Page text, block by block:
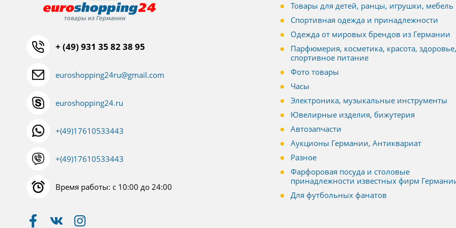
+ (49) 931 35 82 38 95
euroshopping24ru@gmail.com
euroshopping24.ru
+(49)17610533443
+(49)17610533443
Время работы: с 10:00 до 24:00
Товары для детей, ранцы, игрушки, мебель
Спортивная одежда и принадлежности
Одежда от мировых брендов из Германии
Парфюмерия, косметика, красота, здоровье,
спортивное питание
Фото товары
Часы
Электроника, музыкальные инструменты
Ювелирные изделия, бижутерия
Автозапчасти
Аукционы Германии, Антиквариат
Разное
Фарфоровая посуда и столовые
принадлежности известных фирм
Для футбольных фанатов